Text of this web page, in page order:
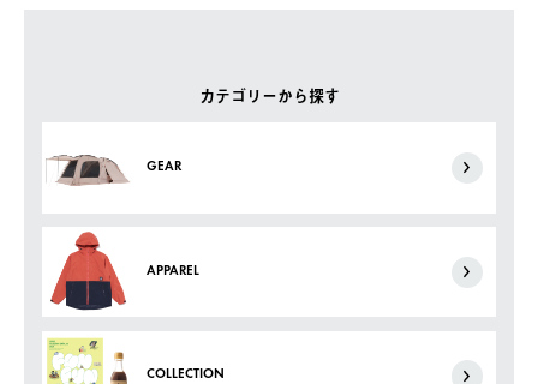
カテゴリーから探す
GEAR
APPAREL
COLLECTION